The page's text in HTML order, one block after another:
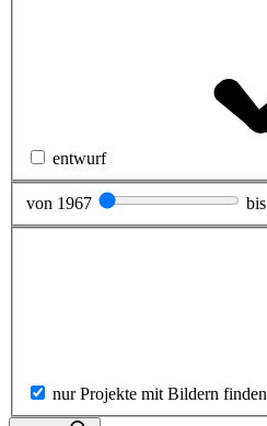
entwurf
von 1967 bis
nur Projekte mit Bildern finden